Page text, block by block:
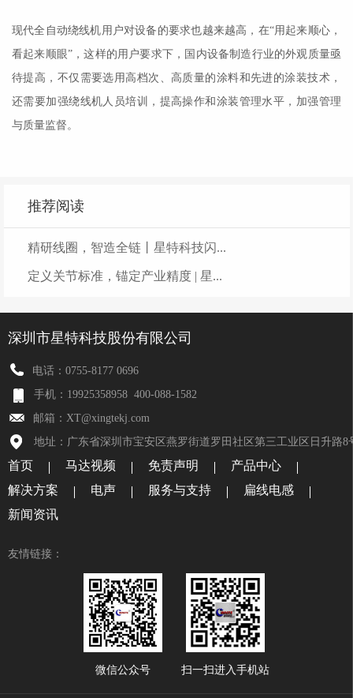
现代全自动绕线机用户对设备的要求也越来越高，在“用起来顺心，
看起来顺眼”，这样的用户要求下，国内设备制造行业的外观质量亟
待提高，不仅需要选用高档次、高质量的涂料和先进的涂装技术，
还需要加强绕线机人员培训，提高操作和涂装管理水平，加强管理
与质量监督。
推荐阅读
精研线圈，智造全链丨星特科技闪...
定义关节标准，锚定产业精度 | 星...
深圳市星特科技股份有限公司
电话：0755-8177 0696
手机：19925358958 400-088-1582
邮箱：XT@xingtekj.com
地址：广东省深圳市宝安区燕罗街道罗田社区第三工业区日升路8
首页 马达视频 免责声明
产品中心
解决方案
电声 服务与支持
扁线电感
新闻资讯
友情链接：
微信公众号 扫一扫进入手机站